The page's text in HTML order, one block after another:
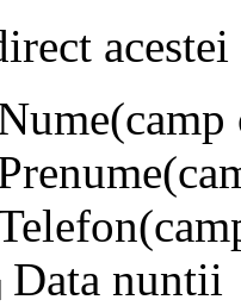
Data nuntii